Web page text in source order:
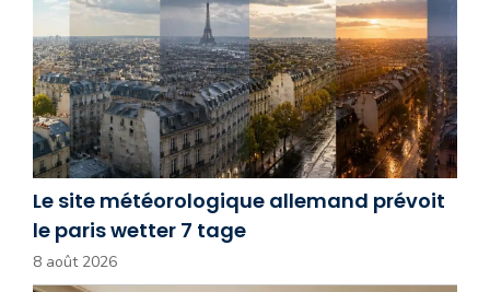
Le site météorologique allemand prévoit
le paris wetter 7 tage
8 août 2026